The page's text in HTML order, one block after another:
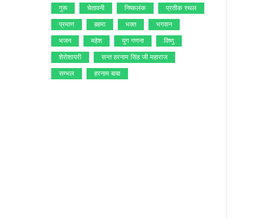
गुरू चेतावनी निष्‍कलंक प्रतीक स्‍थल
प्रमाण ब़हमा भक्‍त भगवान
भजन महेश युग गणना विष्‍णु
शेरोशायरी सन्‍त हरनाम सिंह जी महाराज
सम्‍भल हरनाम बाबा